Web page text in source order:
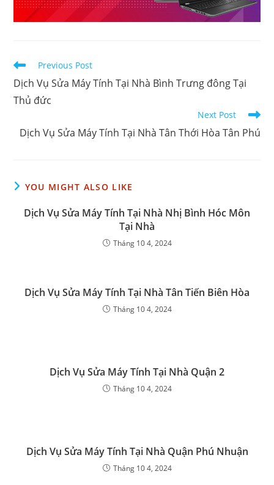
Read
more
articles
Previous Post
Dịch Vụ Sửa Máy Tính Tại Nhà Bình Trưng đông Tại
Thủ đức
Next Post
Dịch Vụ Sửa Máy Tính Tại Nhà Tân Thới Hòa Tân Phú
YOU MIGHT ALSO LIKE
Dịch Vụ Sửa Máy Tính Tại Nhà Nhị Bình Hóc Môn
Tại Nhà
Tháng 10 4, 2024
Dịch Vụ Sửa Máy Tính Tại Nhà Tân Tiến Biên Hòa
Tháng 10 4, 2024
Dịch Vụ Sửa Máy Tính Tại Nhà Quận 2
Tháng 10 4, 2024
Dịch Vụ Sửa Máy Tính Tại Nhà Quận Phú Nhuận
Tháng 10 4, 2024